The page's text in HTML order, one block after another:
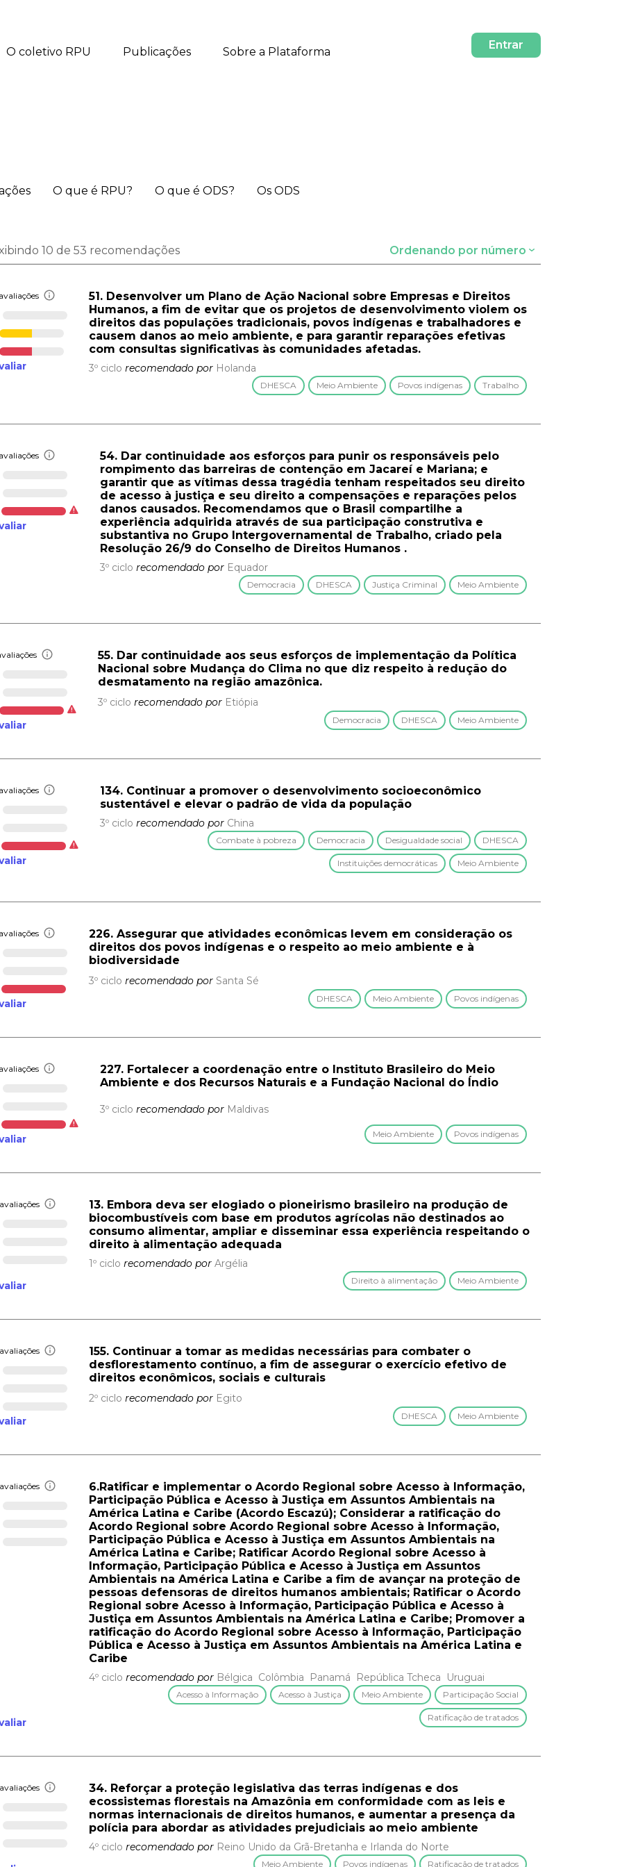
O coletivo RPU Publicações Sobre a Plataforma
Entrar
O que é RPU? O que é ODS? Os ODS
10 de 53 recomendações Ordenando por número
avaliações
51. Desenvolver um Plano de Ação Nacional sobre Empresas e Direitos
Humanos, a fim de evitar que os projetos de desenvolvimento violem os
direitos das populações tradicionais, povos indígenas e trabalhadores e
causem danos ao meio ambiente, e para garantir reparações efetivas
com consultas significativas às comunidades afetadas.
3º ciclo recomendado por Holanda
DHESCA Meio Ambiente Povos indígenas Trabalho
avaliações
54. Dar continuidade aos esforços para punir os responsáveis pelo
rompimento das barreiras de contenção em Jacareí e Mariana; e
garantir que as vítimas dessa tragédia tenham respeitados seu direito
de acesso à justiça e seu direito a compensações e reparações pelos
danos causados. Recomendamos que o Brasil compartilhe a
experiência adquirida através de sua participação construtiva e
substantiva no Grupo Intergovernamental de Trabalho, criado pela
Resolução 26/9 do Conselho de Direitos Humanos .
3º ciclo recomendado por Equador
Democracia DHESCA Justiça Criminal Meio Ambiente
55. Dar continuidade aos seus esforços de implementação da Política
Nacional sobre Mudança do Clima no que diz respeito à redução do
desmatamento na região amazônica.
3º ciclo recomendado por Etiópia
Democracia DHESCA Meio Ambiente
avaliações
134. Continuar a promover o desenvolvimento socioeconômico
sustentável e elevar o padrão de vida da população
3º ciclo recomendado por China
Combate à pobreza Democracia Desigualdade social DHESCA
Instituições democráticas Meio Ambiente
avaliações
226. Assegurar que atividades econômicas levem em consideração os
direitos dos povos indígenas e o respeito ao meio ambiente e à
biodiversidade
3º ciclo recomendado por Santa Sé
DHESCA Meio Ambiente Povos indígenas
avaliações
227. Fortalecer a coordenação entre o Instituto Brasileiro do Meio
Ambiente e dos Recursos Naturais e a Fundação Nacional do Índio
3º ciclo recomendado por Maldivas
Meio Ambiente Povos indígenas
avaliações
13. Embora deva ser elogiado o pioneirismo brasileiro na produção de
biocombustíveis com base em produtos agrícolas não destinados ao
consumo alimentar, ampliar e disseminar essa experiência respeitando o
direito à alimentação adequada
1º ciclo recomendado por Argélia
Direito à alimentação Meio Ambiente
avaliações
155. Continuar a tomar as medidas necessárias para combater o
desflorestamento contínuo, a fim de assegurar o exercício efetivo de
direitos econômicos, sociais e culturais
2º ciclo recomendado por Egito
DHESCA Meio Ambiente
avaliações
6.Ratificar e implementar o Acordo Regional sobre Acesso à Informação,
Participação Pública e Acesso à Justiça em Assuntos Ambientais na
América Latina e Caribe (Acordo Escazú); Considerar a ratificação do
Acordo Regional sobre Acordo Regional sobre Acesso à Informação,
Participação Pública e Acesso à Justiça em Assuntos Ambientais na
América Latina e Caribe; Ratificar Acordo Regional sobre Acesso à
Informação, Participação Pública e Acesso à Justiça em Assuntos
Ambientais na América Latina e Caribe a fim de avançar na proteção de
pessoas defensoras de direitos humanos ambientais; Ratificar o Acordo
Regional sobre Acesso à Informação, Participação Pública e Acesso à
Justiça em Assuntos Ambientais na América Latina e Caribe; Promover a
ratificação do Acordo Regional sobre Acesso à Informação, Participação
Pública e Acesso à Justiça em Assuntos Ambientais na América Latina e
Caribe
4º ciclo recomendado por Bélgica Colômbia Panamá República Tcheca Uruguai
Acesso à Informação Acesso à Justiça Meio Ambiente Participação Social
Ratificação de tratados
avaliações
34. Reforçar a proteção legislativa das terras indígenas e dos
ecossistemas florestais na Amazônia em conformidade com as leis e
normas internacionais de direitos humanos, e aumentar a presença da
polícia para abordar as atividades prejudiciais ao meio ambiente
4º ciclo recomendado por Reino Unido da Grã-Bretanha e Irlanda do Norte
Meio Ambiente Povos indígenas Ratificação de tratados